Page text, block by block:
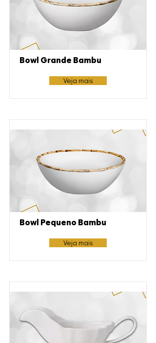
Bowl Grande Bambu
Veja mais
Bowl Pequeno Bambu
Veja mais